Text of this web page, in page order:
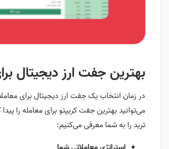
بهترین جفت ارز دیجیتال
در زمان انتخاب یک جفت ارز دیجیتال برای
می‌توانید بهترین جفت کریپتو برای معامله را
ترید را به شما معرفی می‌کنیم: